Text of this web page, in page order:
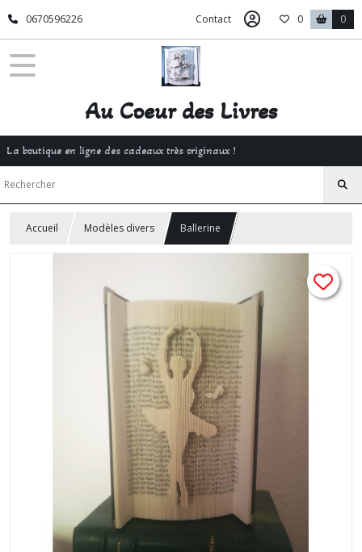
0670596226 Contact 0 0
Au Coeur des Livres
La boutique en ligne des cadeaux très originaux !
Accueil Modèles divers Ballerine